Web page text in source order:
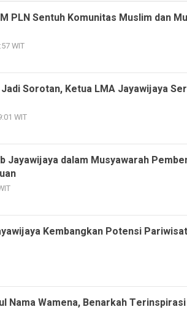
PLN Sentuh Komunitas Muslim dan
WIT
Sorotan, Ketua LMA Jayawijaya
WIT
Jayawijaya dalam Musyawarah
Kembangkan Potensi
Nama Wamena, Benarkah